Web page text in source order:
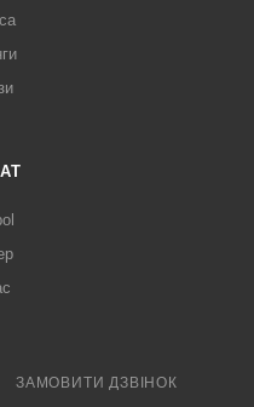
ЗАМОВИТИ ДЗВІНОК